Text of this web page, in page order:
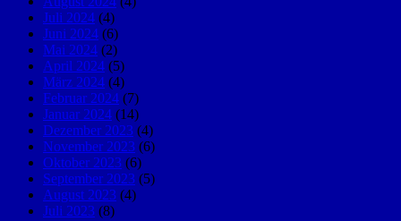
Juli 2024 (4)
Juni 2024 (6)
Mai 2024 (2)
April 2024 (5)
März 2024 (4)
Februar 2024 (7)
Januar 2024 (14)
Dezember 2023 (4)
November 2023 (6)
Oktober 2023 (6)
September 2023 (5)
August 2023 (4)
Juli 2023 (8)